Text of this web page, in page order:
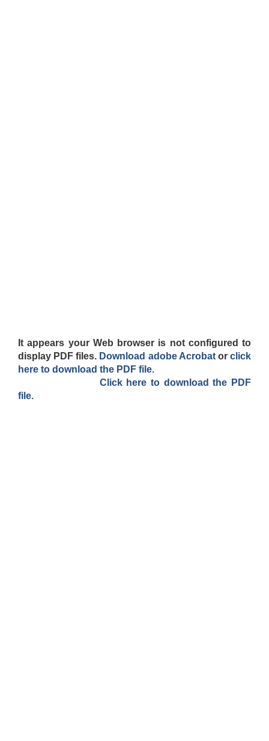
It appears your Web browser is not configured to
display PDF files. Download adobe Acrobat orclick
here to download the PDF file.
Click here to download the PDF
file.